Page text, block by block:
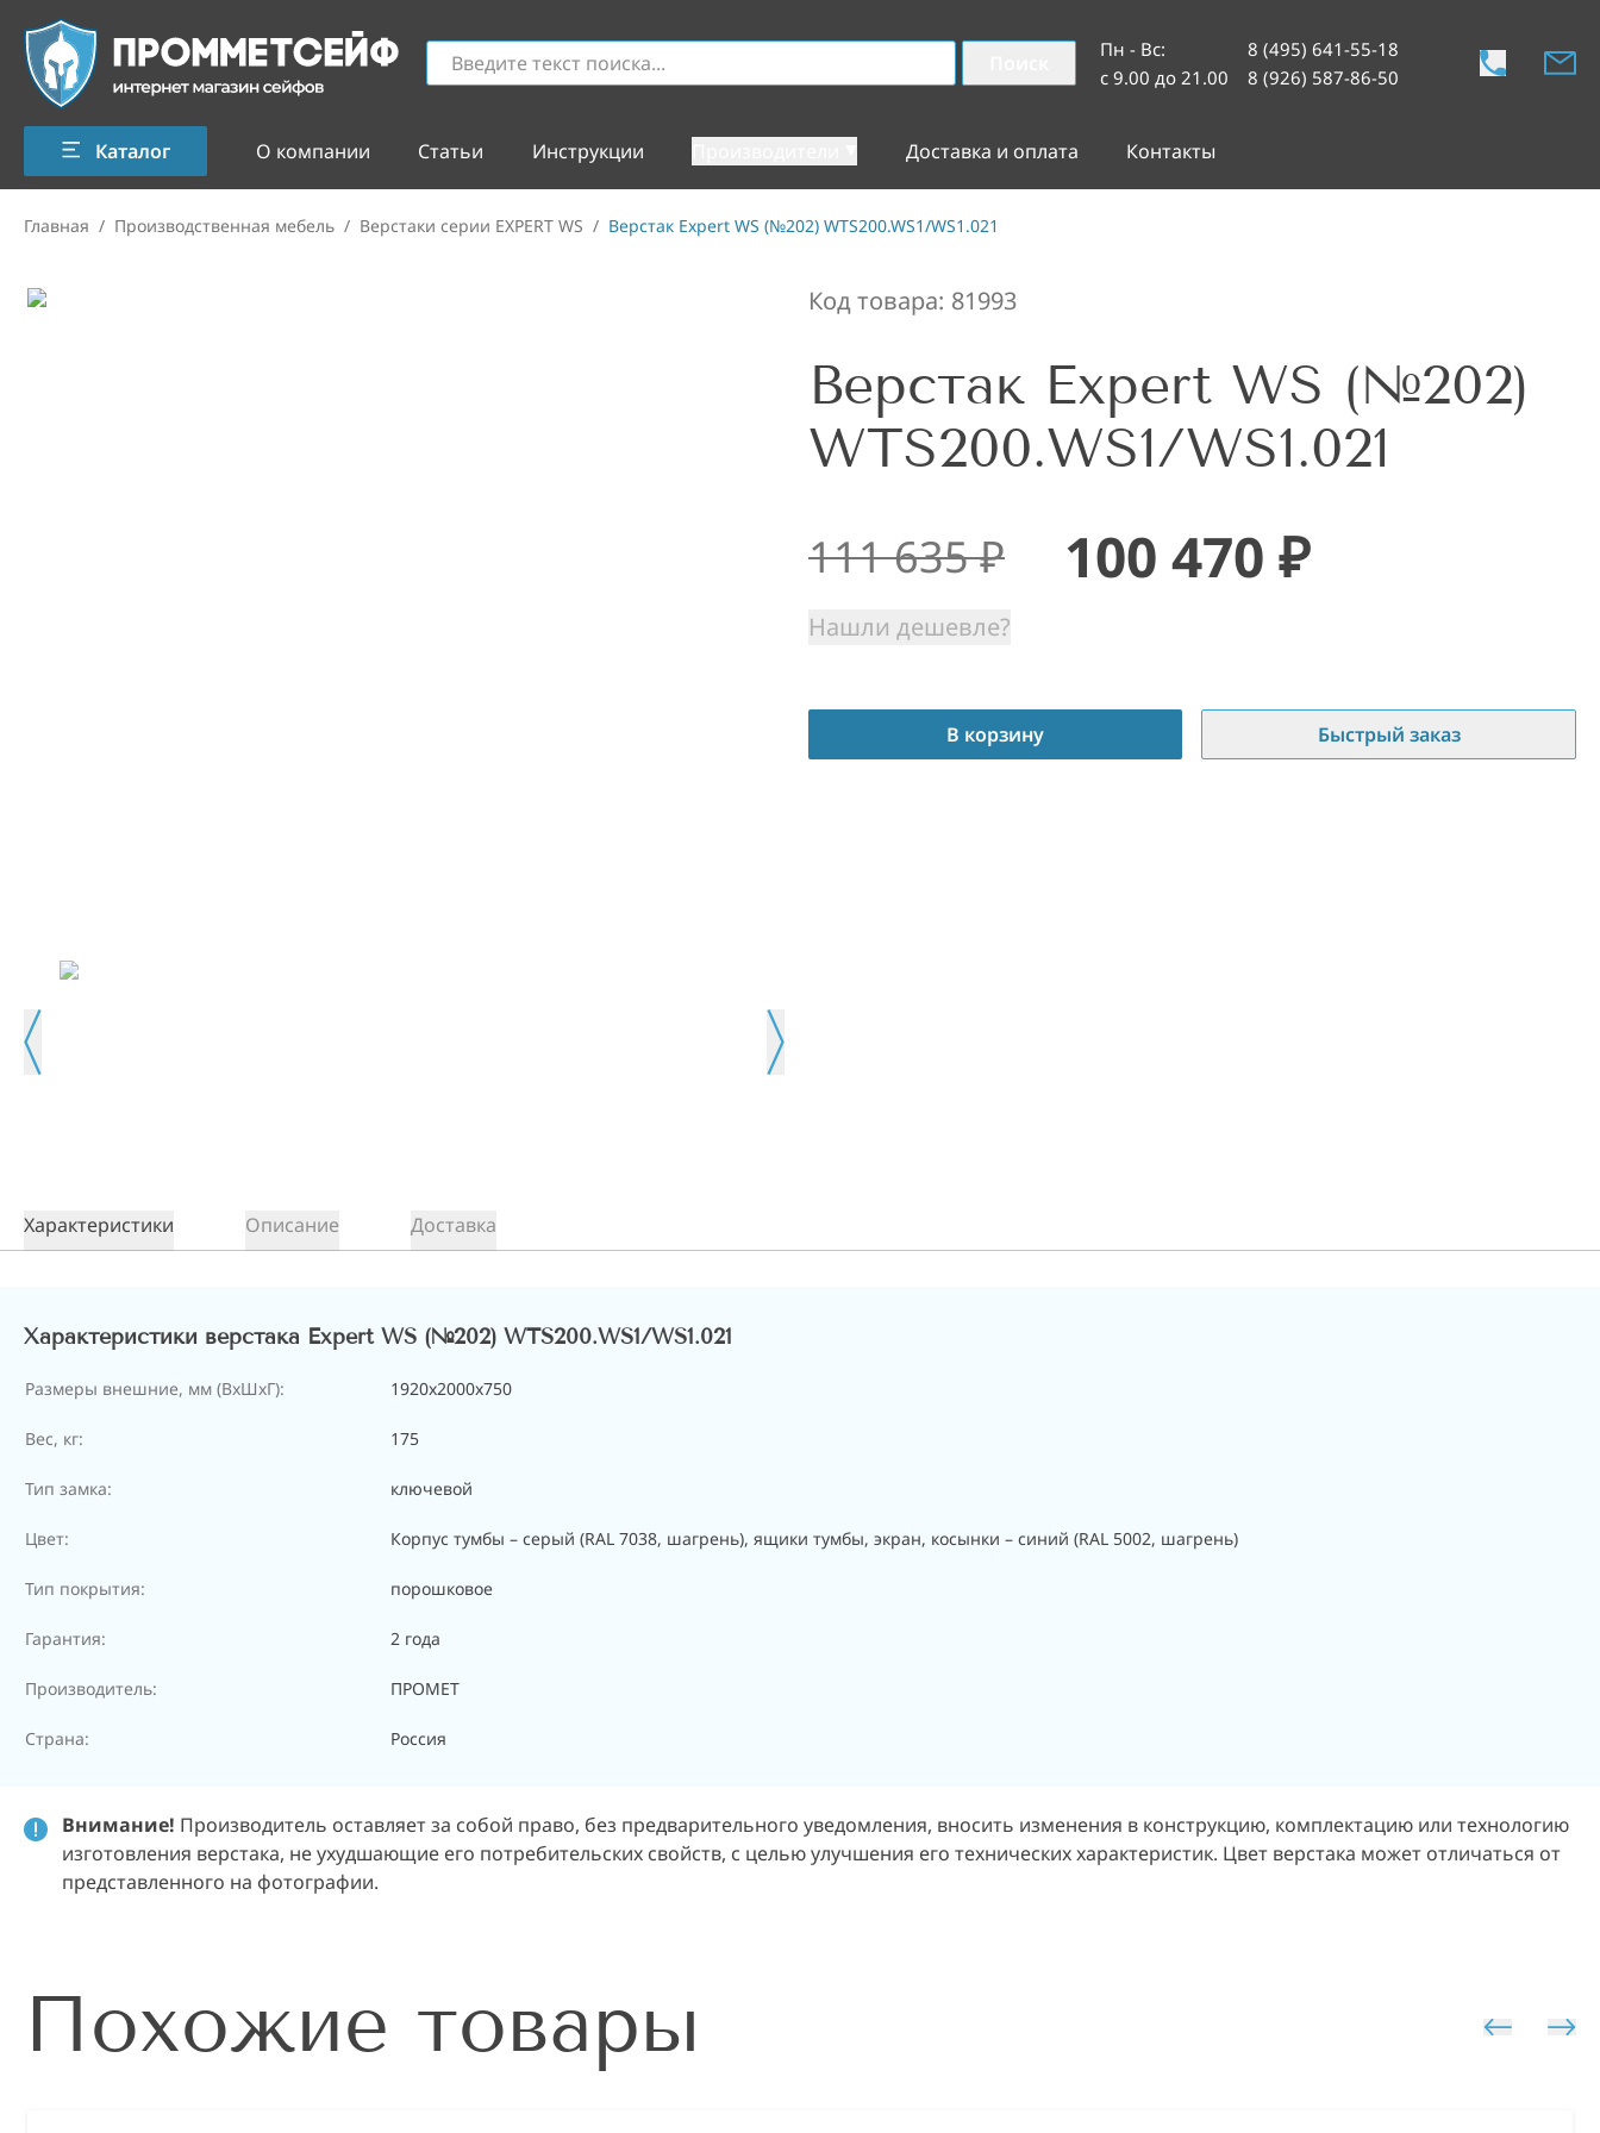
Пн - Вс:
с 9.00 до 21.00
8 (495) 641-55-18
8 (926) 587-86-50
Каталог О компании Статьи Инструкции Доставка и оплата Контакты
Главная / Производственная мебель / Верстаки серии EXPERT WS / Верстак Expert WS (№202) WTS200.WS1/WS1.021
Код товара: 81993
Верстак Expert WS (№202)
WTS200.WS1/WS1.021
111 635₽ 100 470 ₽
Нашли дешевле?
В корзину Быстрый заказ
Характеристики Описание Доставка
Характеристики верстака Expert WS (№202) WTS200.WS1/WS1.021
Размеры внешние, мм (ВхШхГ): 1920x2000x750
Вес, кг: 175
Тип замка: ключевой
Цвет: Корпус тумбы – серый (RAL 7038, шагрень), ящики тумбы, экран, косынки – синий (RAL 5002, шагрень)
Тип покрытия: порошковое
Гарантия: 2 года
Производитель: ПРОМЕТ
Страна: Россия
Внимание! Производитель оставляет за собой право, без предварительного уведомления, вносить изменения в конструкцию, комплектацию или технологию
изготовления верстака, не ухудшающие его потребительских свойств, с целью улучшения его технических характеристик. Цвет верстака может отличаться от
представленного на фотографии.
Похожие товары